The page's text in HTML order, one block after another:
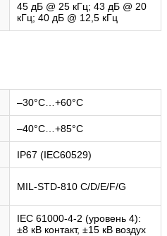
45 дБ @ 25 кГц; 43 дБ @ 20
кГц; 40 дБ @ 12,5 кГц
–30°C…+60°C
–40°C…+85°C
IP67 (IEC60529)
MIL-STD-810 C/D/E/F/G
IEC 61000-4-2 (уровень 4):
±8 кВ контакт, ±15 кВ воздух